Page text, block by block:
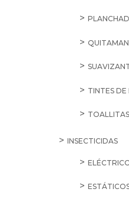
TINTES DE
INSECTICIDAS